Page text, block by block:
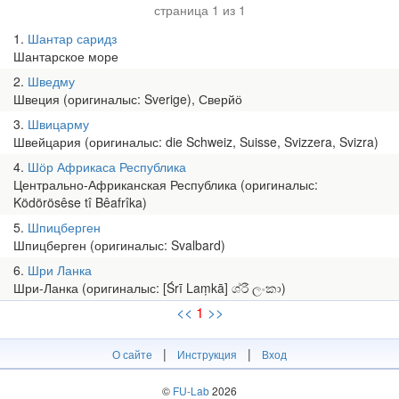
страница 1 из 1
1 Шантар саридз
Шантарское море
2 Шведму
Швеция (оригиналыс: Sverige), Сверйӧ
3 Швицарму
Швейцария (оригиналыс: die Schweiz, Suisse, Svizzera, Svizra)
4 Шӧр Африкаса Республика
Центрально-Африканская Республика (оригиналыс:
Ködörösêse tî Bêafrîka)
5 Шпицберген
Шпицберген (оригиналыс: Svalbard)
6 Шри Ланка
Шри-Ланка (оригиналыс: [Śrī Laṃkā] ශ්රී ලංකා)
<< 1 >>
О сайте | Инструкция | Вход
© FU-Lab2026